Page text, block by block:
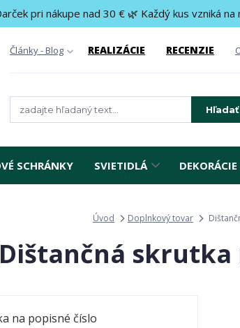
pri nákupe nad 30 € 🌿 Každý kus vzniká
Články - Blog REALIZÁCIE RECENZIE
Hľadať
SCHRÁNKY SVIETIDLÁ DEKORÁCIE
Úvod Doplnkový tovar
Dištančná skrutka